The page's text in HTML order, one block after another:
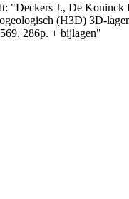
"Deckers J., De
(H3D) 3D-
286p. + bijlagen"